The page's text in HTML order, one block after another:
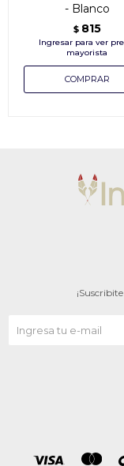
- Blanco
$ 815